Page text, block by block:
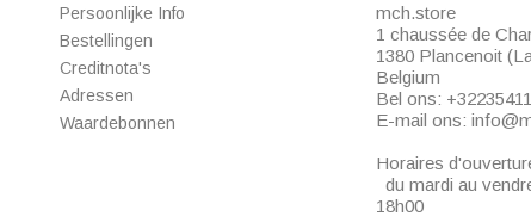
Persoonlijke Info
Bestellingen
Creditnota's
Adressen
Waardebonnen
mch.store
1 chaussée de
1380 Plancenoit
Belgium
Bel ons:
E-mail ons:
Horaires
du mardi au
18h00